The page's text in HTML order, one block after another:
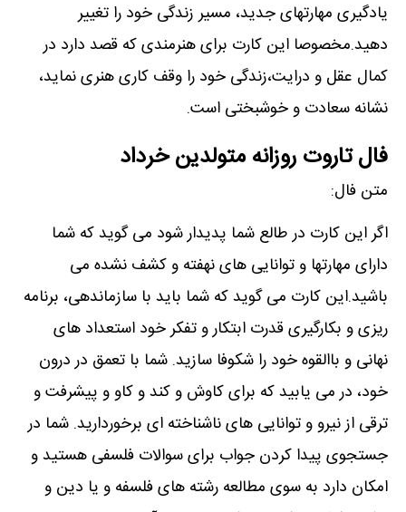
یادگیری مهارتهای جدید، مسیر زندگی خود را تغییر
دهید.مخصوصا این کارت برای هنرمندی که قصد دارد در
کمال عقل و درایت،زندگی خود را وقف کاری هنری نماید،
نشانه سعادت و خوشبختی است.
فال تاروت روزانه متولدین خرداد
متن فال:
اگر این کارت در طالع شما پدیدار شود می گوید که شما
دارای مهارتها و توانایی های نهفته و کشف نشده می
باشید.این کارت می گوید که شما باید با سازماندهی، برنامه
ریزی و بکارگیری قدرت ابتکار و تفکر خود استعداد های
نهانی و باالقوه خود را شکوفا سازید. شما با تعمق در درون
خود، در می یابید که برای کاوش و کند و کاو و پیشرفت و
ترقی از نیرو و توانایی های ناشناخته ای برخوردارید. شما در
جستجوی پیدا کردن جواب برای سوالات فلسفی هستید و
امکان دارد به سوی مطالعه رشته های فلسفه و یا دین و